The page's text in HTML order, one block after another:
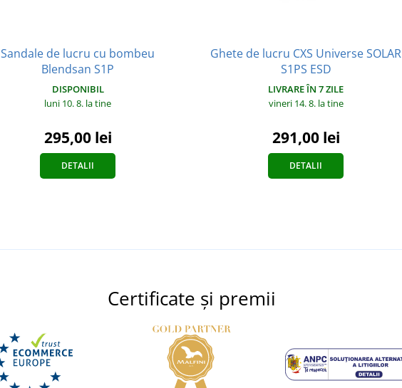
Sandale de lucru cu bombeu
Blendsan S1P
DISPONIBIL
luni 10. 8. la tine
295,00 lei
DETALII
Ghete de lucru CXS Universe SOLAR
S1PS ESD
LIVRARE ÎN 7 ZILE
vineri 14. 8. la tine
291,00 lei
DETALII
Certificate și premii